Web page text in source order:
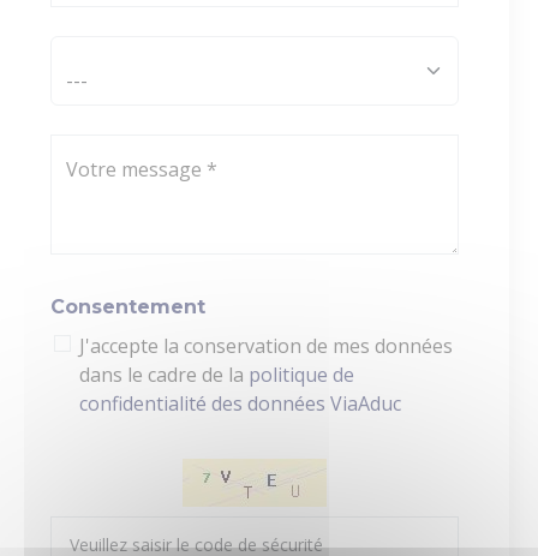
Votre message *
Consentement
J'accepte la conservation de mes données
dans le cadre de la politique de
confidentialité des données ViaAduc